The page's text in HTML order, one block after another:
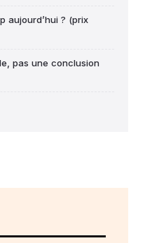
aujourd’hui ? (prix
pas une conclusion